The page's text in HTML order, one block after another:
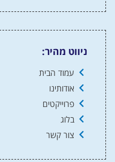
ניווט מהיר:
עמוד הבית
אודותינו
פרוייקטים
בלוג
צור קשר